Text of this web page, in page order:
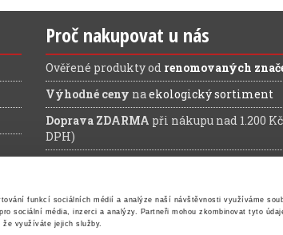
funkcí sociálních médií a analýze naší návštěvnosti využíváme
sociální média, inzerci a analýzy. Partneři mohou zkombinovat tyto
využíváte jejich služby.
Proč nakupovat u nás
Ověřené produkty od renomovaných
Výhodné ceny na ekologický sortiment
Doprava ZDARMA při nákupu nad 1.200
DPH)